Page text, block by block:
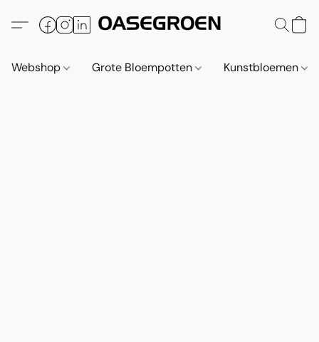
Webshop Grote Bloempotten Kunstbloemen